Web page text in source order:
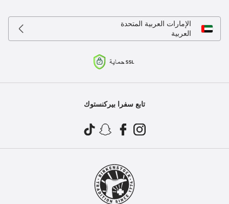
الإمارات العربية المتحدة
العربية
تابع سفرا بيركنستوك